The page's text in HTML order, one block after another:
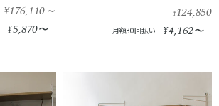
¥176,110～
¥5,870〜
¥124,850
月額30回払い ¥4,162〜